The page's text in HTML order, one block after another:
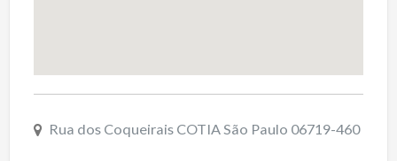
Rua dos Coqueirais COTIA São Paulo 06719-460